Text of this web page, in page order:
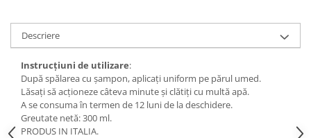
Descriere
Instrucțiuni de utilizare:
După spălarea cu șampon, aplicați uniform pe părul umed.
Lăsați să acționeze câteva minute și clătiți cu multă apă.
A se consuma în termen de 12 luni de la deschidere.
Greutate netă: 300 ml.
PRODUS IN ITALIA.